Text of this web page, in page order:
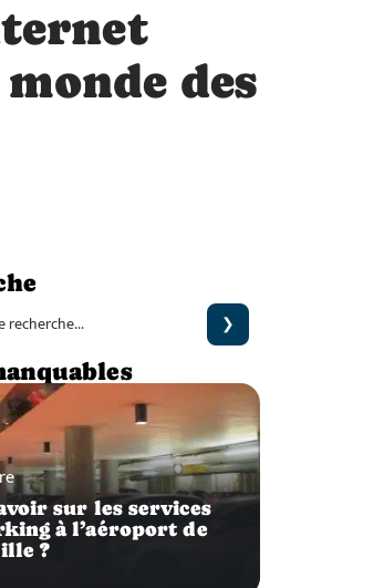
des
sur les services
à l’aéroport de
?